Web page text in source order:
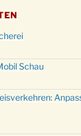
Schau